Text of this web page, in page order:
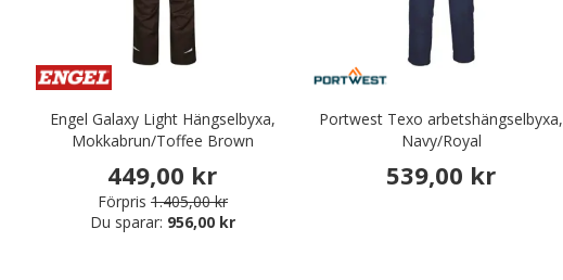
Engel Galaxy Light Hängselbyxa,
Mokkabrun/Toffee Brown
449,00 kr
Förpris 1.405,00 kr
Du sparar: 956,00 kr
Portwest Texo arbetshängselbyxa,
Navy/Royal
539,00 kr